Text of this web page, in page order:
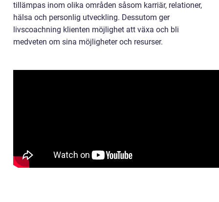
tillämpas inom olika områden såsom karriär, relationer,
hälsa och personlig utveckling. Dessutom ger
livscoachning klienten möjlighet att växa och bli
medveten om sina möjligheter och resurser.